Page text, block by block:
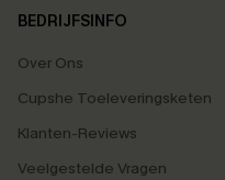
BEDRIJFSINFO
Over Ons
Cupshe Toeleveringsketen
Klanten-Reviews
Veelgestelde Vragen